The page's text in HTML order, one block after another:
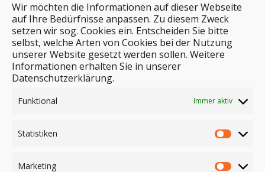
Wir möchten die Informationen auf dieser Webseite
auf Ihre Bedürfnisse anpassen. Zu diesem Zweck
setzen wir sog. Cookies ein. Entscheiden Sie bitte
selbst, welche Arten von Cookies bei der Nutzung
unserer Website gesetzt werden sollen. Weitere
Informationen erhalten Sie in unserer
Datenschutzerklärung.
Funktional Immer aktiv
Statistiken
Marketing
Stichwortsuche